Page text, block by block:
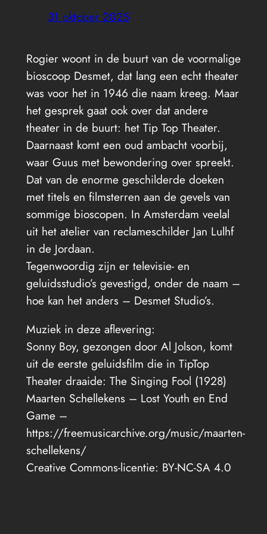
31 oktober 2025
Rogier woont in de buurt van de voormalige
bioscoop Desmet, dat lang een echt theater
was voor het in 1946 die naam kreeg. Maar
het gesprek gaat ook over dat andere
theater in de buurt: het Tip Top Theater.
Daarnaast komt een oud ambacht voorbij,
waar Guus met bewondering over spreekt.
Dat van de enorme geschilderde doeken
met titels en filmsterren aan de gevels van
sommige bioscopen. In Amsterdam veelal
uit het atelier van reclameschilder Jan Lulhf
in de Jordaan.
Tegenwoordig zijn er televisie- en
geluidsstudio’s gevestigd, onder de naam –
hoe kan het anders – Desmet Studio’s.
Muziek in deze aflevering:
Sonny Boy, gezongen door Al Jolson, komt
uit de eerste geluidsfilm die in TipTop
Theater draaide: The Singing Fool (1928)
Maarten Schellekens – Lost Youth en End
Game –
https://freemusicarchive.org/music/maarten-
schellekens/
Creative Commons-licentie: BY-NC-SA 4.0